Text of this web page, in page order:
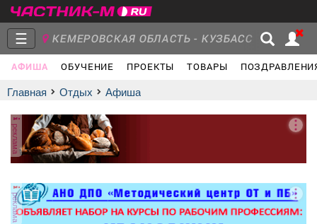
☰ КЕМЕРОВСКАЯ ОБЛАСТЬ - КУЗБАСС
АФИША ОБУЧЕНИЕ ПРОЕКТЫ ТОВАРЫ
Главная
Группы
Объявления Недвижимость Услуги
Главная Отдых афиша
реклама
реклама